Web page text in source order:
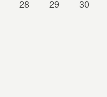
28 29
30